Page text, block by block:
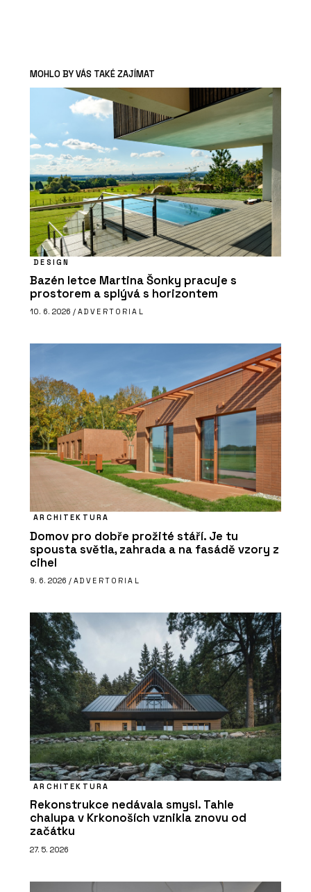
MOHLO BY VÁS TAKÉ ZAJÍMAT
DESIGN
Bazén letce Martina Šonky pracuje s
prostorem a splývá s horizontem
10. 6. 2026 / ADVERTORIAL
ARCHITEKTURA
Domov pro dobře prožité stáří. Je tu
spousta světla, zahrada a na fasádě vzory z
cihel
9. 6. 2026 / ADVERTORIAL
ARCHITEKTURA
Rekonstrukce nedávala smysl. Tahle
chalupa v Krkonoších vznikla znovu od
začátku
27. 5. 2026